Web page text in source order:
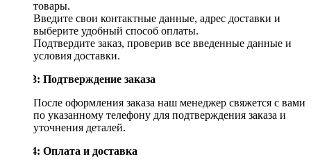
товары.
Введите свои контактные данные, адрес доставки и
выберите удобный способ оплаты.
Подтвердите заказ, проверив все введенные данные и
условия доставки.
Шаг 3: Подтверждение заказа
После оформления заказа наш менеджер свяжется с вами
по указанному телефону для подтверждения заказа и
уточнения деталей.
Шаг 4: Оплата и доставка